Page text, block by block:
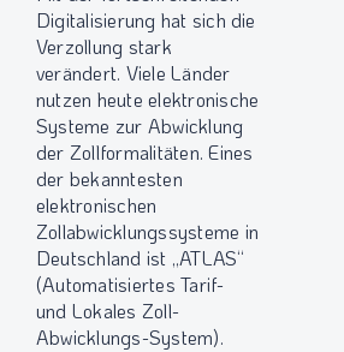
Digitalisierung hat sich die
Verzollung stark
verändert. Viele Länder
nutzen heute elektronische
Systeme zur Abwicklung
der Zollformalitäten. Eines
der bekanntesten
elektronischen
Zollabwicklungssysteme in
Deutschland ist „ATLAS“
(Automatisiertes Tarif-
und Lokales Zoll-
Abwicklungs-System).